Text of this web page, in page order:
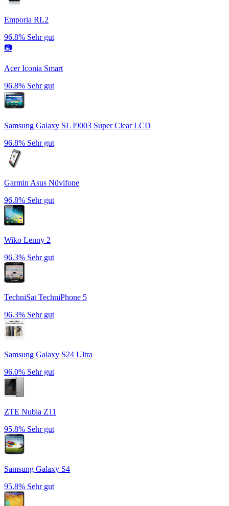
Emporia RL2
96.8% Sehr gut
📷
Acer Iconia Smart
96.8% Sehr gut
Samsung Galaxy SL I9003 Super Clear LCD
96.8% Sehr gut
Garmin Asus Nüvifone
96.8% Sehr gut
Wiko Lenny 2
96.3% Sehr gut
TechniSat TechniPhone 5
96.3% Sehr gut
Samsung Galaxy S24 Ultra
96.0% Sehr gut
ZTE Nubia Z11
95.8% Sehr gut
Samsung Galaxy S4
95.8% Sehr gut